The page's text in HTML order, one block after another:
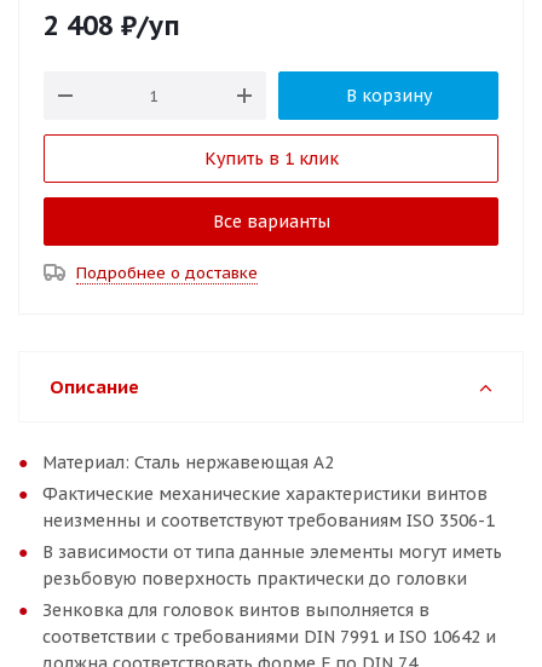
2 408 ₽/уп
В корзину
Купить в 1 клик
Все варианты
Подробнее о доставке
Описание
Материал: Сталь нержавеющая A2
Фактические механические характеристики винтов
неизменны и соответствуют требованиям ISO 3506-1
В зависимости от типа данные элементы могут иметь
резьбовую поверхность практически до головки
Зенковка для головок винтов выполняется в
соответствии с требованиями DIN 7991 и ISO 10642 и